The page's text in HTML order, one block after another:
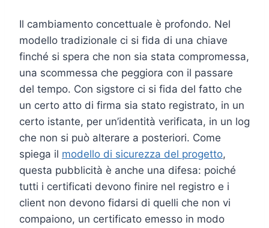
Il cambiamento concettuale è profondo. Nel
modello tradizionale ci si fida di una chiave
finché si spera che non sia stata compromessa,
una scommessa che peggiora con il passare
del tempo. Con sigstore ci si fida del fatto che
un certo atto di firma sia stato registrato, in un
certo istante, per un’identità verificata, in un log
che non si può alterare a posteriori. Come
spiega il modello di sicurezza del progetto,
questa pubblicità è anche una difesa: poiché
tutti i certificati devono finire nel registro e i
client non devono fidarsi di quelli che non vi
compaiono, un certificato emesso in modo